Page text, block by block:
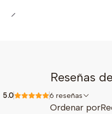
Reseñas
5.0 6 reseñas
Ordenar por